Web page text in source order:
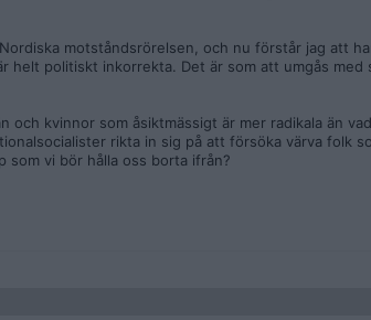
motståndsrörelsen, och nu förstår jag att
helt politiskt inkorrekta. Det är som att umgås med
kvinnor som åsiktmässigt är mer radikala än
rikta in sig på att försöka värva folk
som vi bör hålla oss borta ifrån?